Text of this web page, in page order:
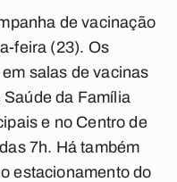
de vacinação
feira (23). Os
salas de vacinas
Saúde da Família
e no Centro de
7h. Há também
estacionamento do